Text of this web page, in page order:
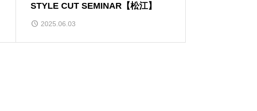
STYLE CUT SEMINAR【松江】
2025.06.03